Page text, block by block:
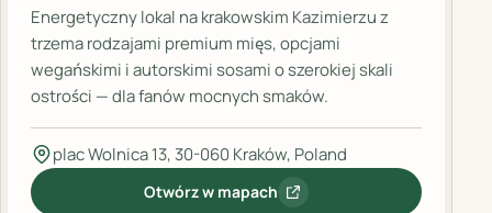
Energetyczny lokal na krakowskim Kazimierzu z
trzema rodzajami premium mięs, opcjami
wegańskimi i autorskimi sosami o szerokiej skali
ostrości — dla fanów mocnych smaków.
plac Wolnica 13, 30-060 Kraków, Poland
Otwórz w mapach
:Kebab no 13